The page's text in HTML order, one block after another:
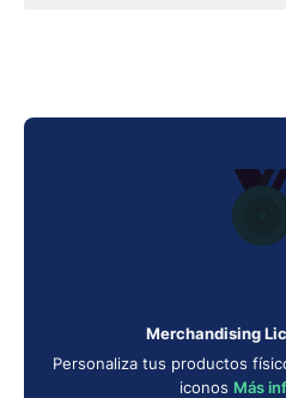
Merchandising
Personaliza tus productos
iconos Más